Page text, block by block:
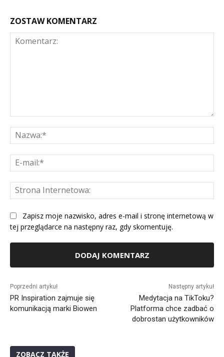
ZOSTAW KOMENTARZ
Zapisz moje nazwisko, adres e-mail i stronę internetową w
tej przeglądarce na następny raz, gdy skomentuję.
Poprzedni artykuł
PR Inspiration zajmuje się
komunikacją marki Biowen
Następny artykuł
Medytacja na TikToku?
Platforma chce zadbać o
dobrostan użytkowników
ZOBACZ TAKŻE